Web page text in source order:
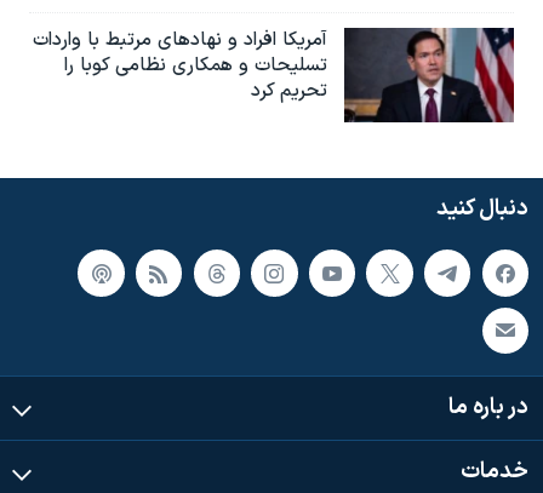
آمریکا افراد و نهادهای مرتبط با واردات
تسلیحات و همکاری نظامی کوبا را
تحریم کرد
دنبال کنید
در باره ما
خدمات